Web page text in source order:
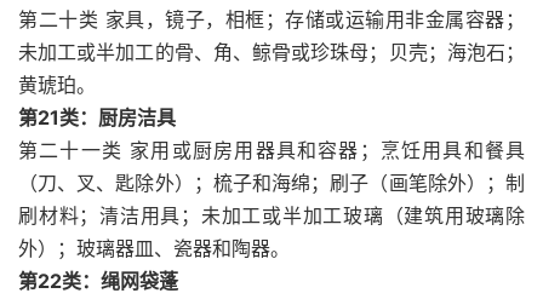
第二十类 家具，镜子，相框；存储或运输用非金属容器；
未加工或半加工的骨、角、鲸骨或珍珠母；贝壳；海泡石；
黄琥珀。
第21类：厨房洁具
第二十一类 家用或厨房用器具和容器；烹饪用具和餐具
（刀、叉、匙除外）；梳子和海绵；刷子（画笔除外）；制
刷材料；清洁用具；未加工或半加工玻璃（建筑用玻璃除
外）；玻璃器皿、瓷器和陶器。
第22类：绳网袋蓬